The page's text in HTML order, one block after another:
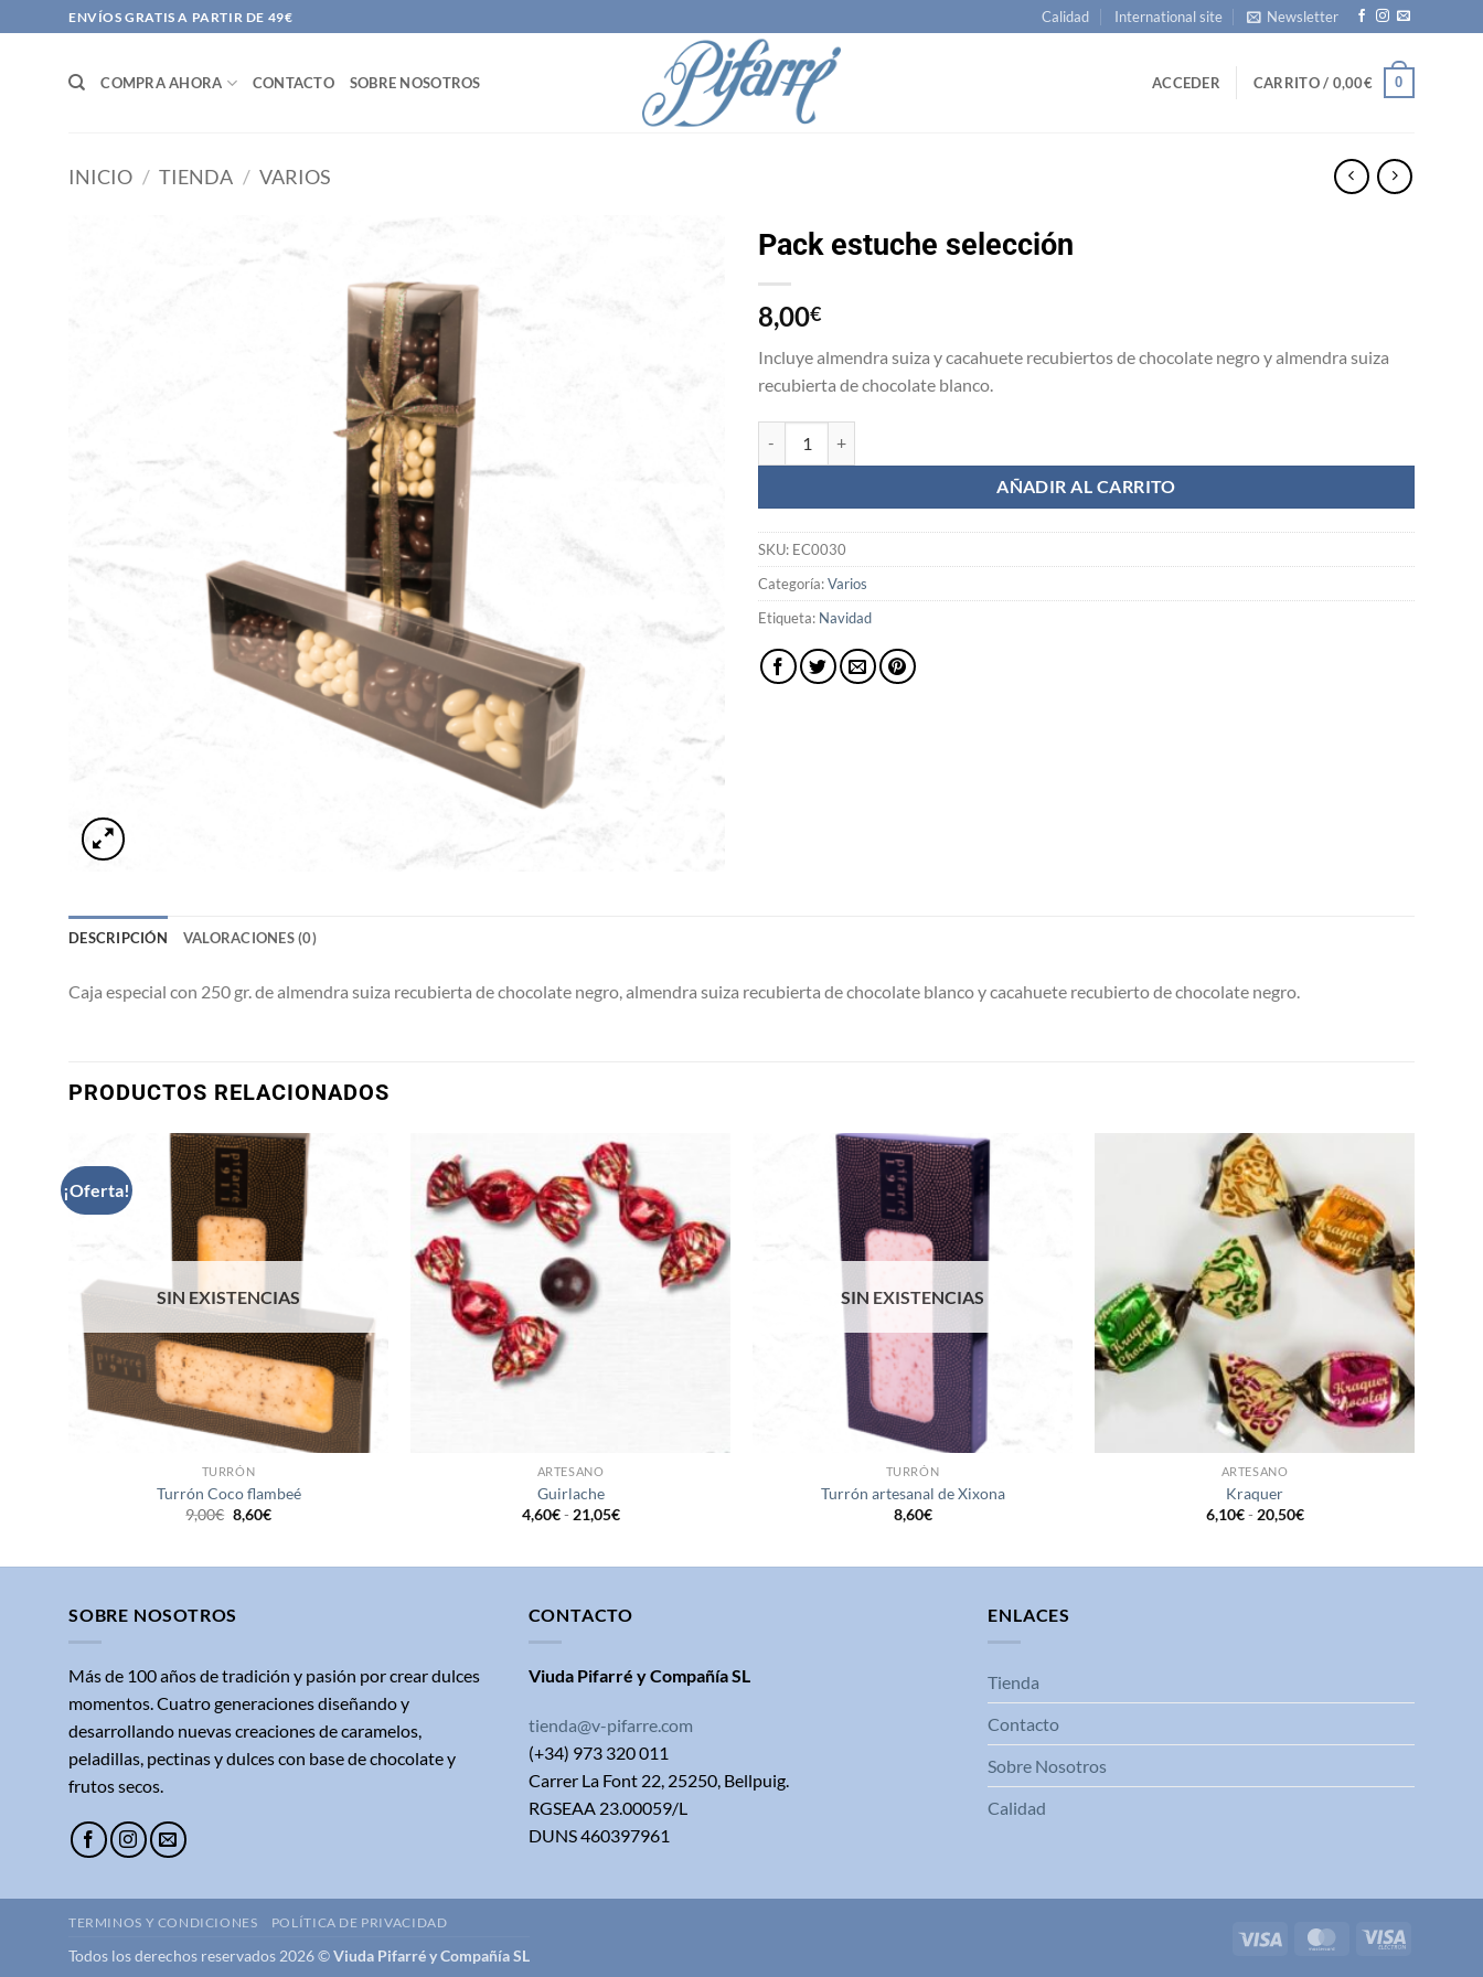
al
ENVÍOS GRATIS A PARTIR DE 49€ Calidad International site Newsletter
COMPRA AHORA CONTACTO SOBRE NOSOTROS ACCEDER CARRITO / 0,00€ 0
INICIO / TIENDA / VARIOS
Pack estuche selección
8,00€
Incluye almendra suiza y cacahuete recubiertos de chocolate negro y almendra suiza
recubierta de chocolate blanco.
AÑADIR AL CARRITO
SKU: EC0030
Categoría:Varios
Etiqueta: Navidad
DESCRIPCIÓN VALORACIONES (0)
Caja especial con 250 gr. de almendra suiza recubierta de chocolate negro, almendra suiza recubierta de chocolate blanco y cacahuete recubierto de chocolate negro.
PRODUCTOS RELACIONADOS
¡Oferta!
SIN EXISTENCIAS
TURRÓN
Turrón Coco flambeé
9,00€ El
precio
8,60€El
lista de
deseos
ARTESANO
Guirlache
4,60€ - 21,05€Rango
21,05€
SIN EXISTENCIAS
TURRÓN
Turrón artesanal de Xixona
8,60€
Añadir
a la
lista de
deseos
ARTESANO
Kraquer
6,10€ - 20,50€Rango
SOBRE NOSOTROS
Más de 100 años de tradición y pasión por crear dulces
momentos. Cuatro generaciones diseñando y
desarrollando nuevas creaciones de caramelos,
peladillas, pectinas y dulces con base de chocolate y
frutos secos.
CONTACTO
Viuda Pifarré y Compañía SL
tienda@v-pifarre.com
(+34) 973 320 011
Carrer La Font 22, 25250, Bellpuig.
RGSEAA 23.00059/L
DUNS 460397961
ENLACES
Tienda
Contacto
Sobre Nosotros
Calidad
Visa MasterCardVisa
TERMINOS Y CONDICIONES POLÍTICA DE PRIVACIDAD
Todos los derechos reservados 2026 ©Viuda Pifarré y Compañía SL